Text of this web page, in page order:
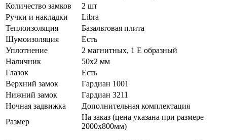
Количество замков
2 шт
Ручки и накладки
Libra
Теплоизоляция
Базальтовая плита
Шумоизоляция
Есть
Уплотнение
2 магнитных, 1 Е образный
Наличник
50х2 мм
Глазок
Есть
Верхний замок
Гардиан 1001
Нижний замок
Гардиан 3211
Ночная задвижка
Дополнительная комплектация
Размер
На заказ (цена указана при размере
2000х800мм)